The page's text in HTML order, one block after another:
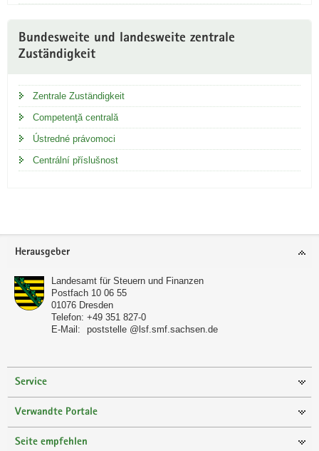
Bundesweite und landesweite zentrale
Zuständigkeit
Zentrale Zuständigkeit
Competenţă centrală
Ústredné právomoci
Centrální příslušnost
Footer-
Herausgeber
Landesamt für Steuern und Finanzen
Postfach 10 06 55
01076 Dresden
Telefon: +49 351 827-0
E-Mail:
poststelle @lsf.smf.sachsen.de
Service
Verwandte Portale
Seite empfehlen